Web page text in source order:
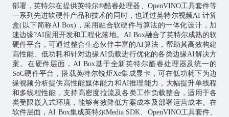
部署，英特尔在提供英特尔®酷睿处理器、OpenVINO工具套件等
一系列先进软硬件产品和技术的同时，也通过英特尔视频AI 计算
盒(以下简称AI Box)，采用融合软硬件与算法的一体化设计，加
速边缘?AI应用开发和工程化落地。AI Box融合了英特尔成熟的软
硬件平台，可通过整合生态伙伴丰富的AI算法，帮助其高效构建
高性能、低功耗和针对边缘AI负载进行优化的各类边缘AI解决方
案。在硬件层面，AI Box基于全新英特尔酷睿处理器及统一的
SoC硬件平台，搭载英特尔锐炬Xe集成显卡，可在低功耗下为边
缘视频分析提供高性能媒体能力和AI推理能力，大幅提升单线程
和多线程性能，支持高密度拉流及各类工作负载整合，适用于各
类受限嵌入式环境，能够有效降低方案成本及部署运营成本。在
软件层面，AI Box集成英特尔Media SDK、OpenVINO工具套件、